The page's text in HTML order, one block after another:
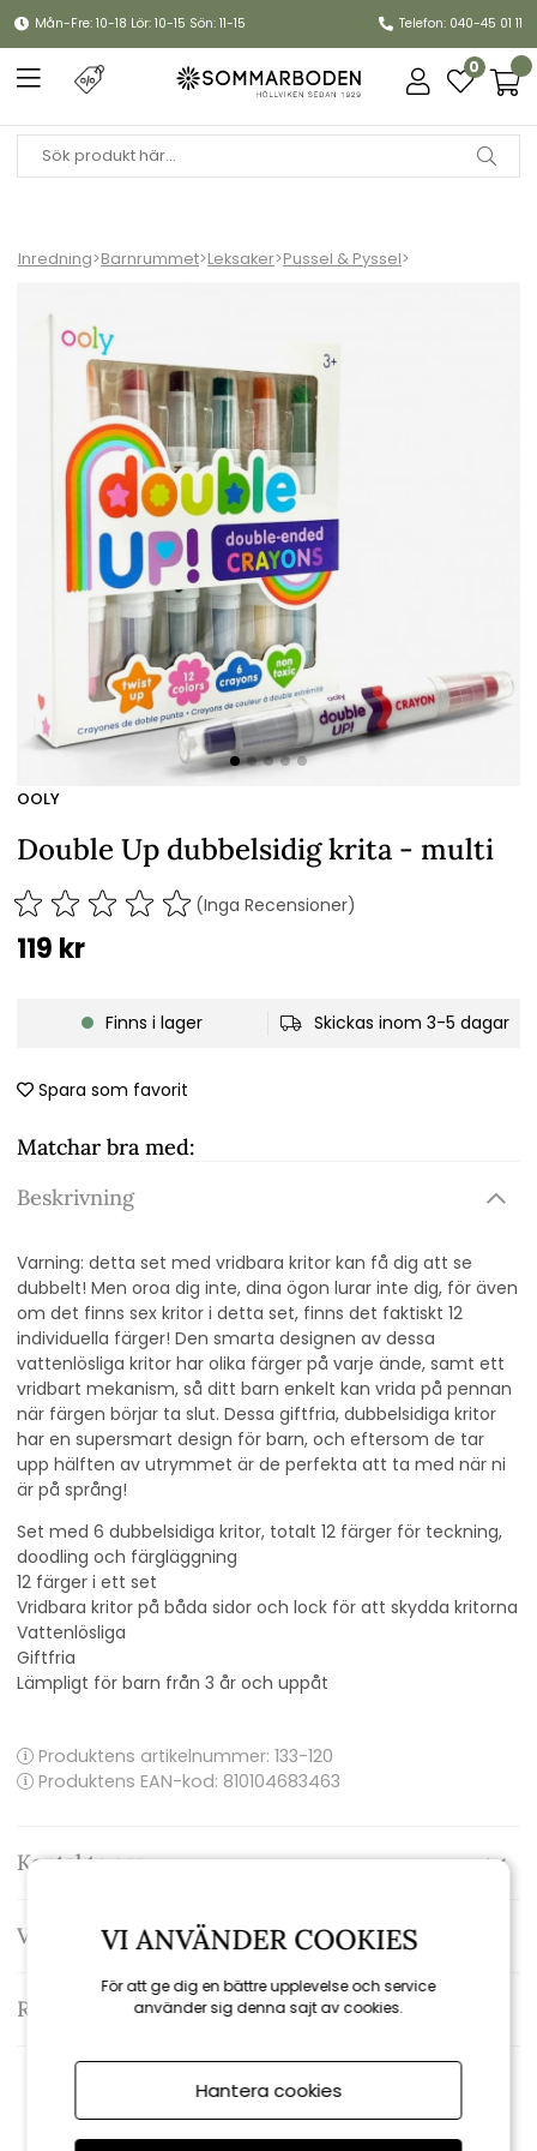
Mån-Fre: 10-18 Lör: 10-15 Sön: 11-15 Telefon: 040-45 01 11
0
Inredning>Barnrummet>Leksaker>Pussel & Pyssel>
OOLY
Double Up dubbelsidig krita - multi
(Inga Recensioner)
119 kr
Finns i lager Skickas inom 3-5 dagar
Spara som favorit
Matchar bra med:
Beskrivning
Varning: detta set med vridbara kritor kan få dig att se
dubbelt! Men oroa dig inte, dina ögon lurar inte dig, för även
om det finns sex kritor i detta set, finns det faktiskt 12
individuella färger! Den smarta designen av dessa
vattenlösliga kritor har olika färger på varje ände, samt ett
vridbart mekanism, så ditt barn enkelt kan vrida på pennan
när färgen börjar ta slut. Dessa giftfria, dubbelsidiga kritor
har en supersmart design för barn, och eftersom de tar
upp hälften av utrymmet är de perfekta att ta med när ni
är på språng!
Set med 6 dubbelsidiga kritor, totalt 12 färger för teckning,
doodling och färgläggning
12 färger i ett set
Vridbara kritor på båda sidor och lock för att skydda kritorna
Vattenlösliga
Giftfria
Lämpligt för barn från 3 år och uppåt
Produktens artikelnummer: 133-120
Produktens EAN-kod: 810104683463
Kontakta oss
Varumärke: Ooly
Recensioner
Rekommenderade tillbehör
VI ANVÄNDER COOKIES
För att ge dig en bättre upplevelse och service
använder sig denna sajt av cookies.
Hantera cookies